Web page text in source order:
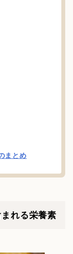
まとめ
れる栄養素